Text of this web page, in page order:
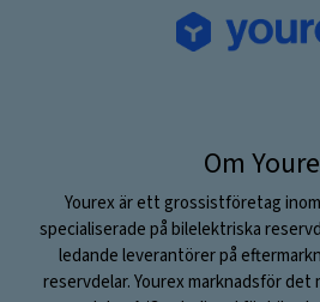
Om
Yourex är ett grossistföretag
specialiserade på bilelektriska
ledande leverantörer på
reservdelar. Yourex marknadsför